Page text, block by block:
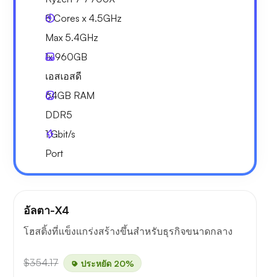
8 Cores x 4.5GHz
Max 5.4GHz
1x960GB
เอสเอสดี
64GB RAM
DDR5
1Gbit/s
Port
อัลตา-X4
โฮสติ้งที่แข็งแกร่งสร้างขึ้นสำหรับธุรกิจขนาดกลาง
$354.17 ประหยัด 20%